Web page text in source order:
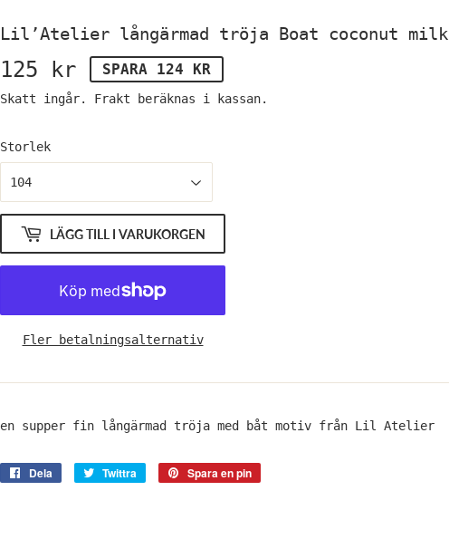
Lil’Atelier långärmad tröja Boat coconut milk
125 kr 125
kr
SPARA 124 KR
Skatt ingår. Frakt beräknas i kassan.
Storlek
LÄGG TILL I VARUKORGEN
Fler betalningsalternativ
en supper fin långärmad tröja med båt motiv från Lil Atelier
Dela
Dela
Twittra
Twittra
Spara en pin